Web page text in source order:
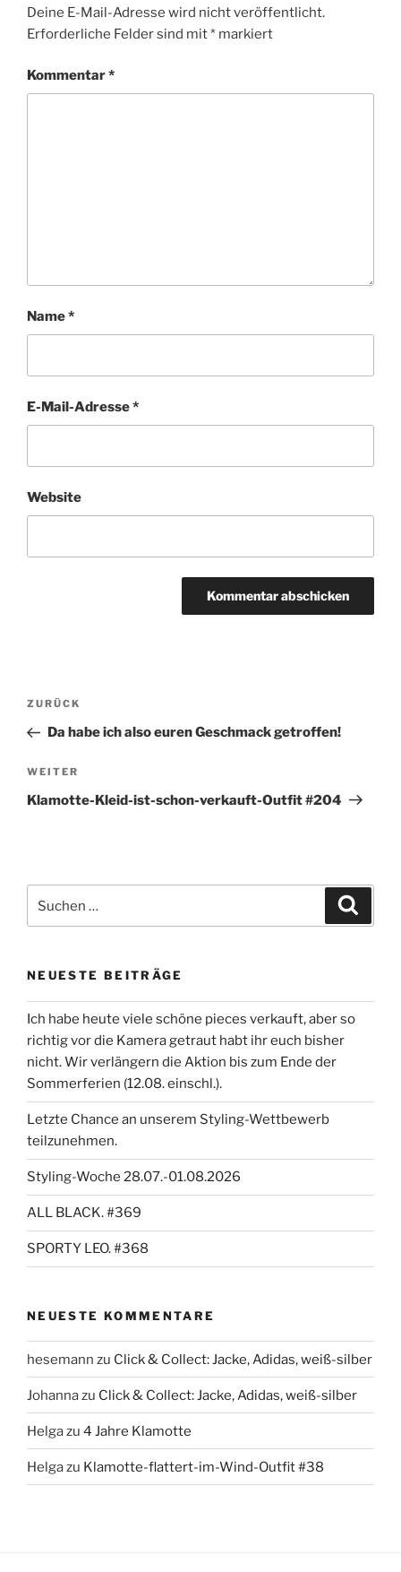
Deine E-Mail-Adresse wird nicht veröffentlicht.
Erforderliche Felder sind mit* markiert
Kommentar*
Name*
E-Mail-Adresse*
Website
Beitragsnavigation
Vorheriger
Beitrag
ZURÜCK
Da habe ich also euren Geschmack getroffen!
Nächster
Beitrag
WEITER
Klamotte-Kleid-ist-schon-verkauft-Outfit #204
nach:
NEUESTE BEITRÄGE
Ich habe heute viele schöne pieces verkauft, aber so
richtig vor die Kamera getraut habt ihr euch bisher
nicht. Wir verlängern die Aktion bis zum Ende der
Sommerferien (12.08. einschl.).
Letzte Chance an unserem Styling-Wettbewerb
teilzunehmen.
Styling-Woche 28.07.-01.08.2026
ALL BLACK. #369
SPORTY LEO. #368
NEUESTE KOMMENTARE
hesemann zu Click & Collect: Jacke, Adidas, weiß-silber
Johannazu Click & Collect: Jacke, Adidas, weiß-silber
Helgazu 4 Jahre Klamotte
Helgazu Klamotte-flattert-im-Wind-Outfit #38